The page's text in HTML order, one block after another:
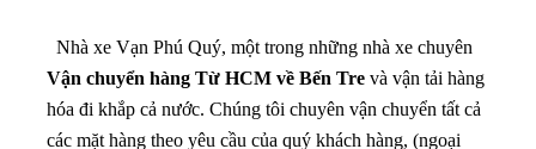
Nhà xe Vạn Phú Quý, một trong những nhà xe chuyên
Vận chuyển hàng Từ HCM về Bến Tre và vận tải hàng
hóa đi khắp cả nước. Chúng tôi chuyên vận chuyển tất cả
các mặt hàng theo yêu cầu của quý khách hàng, (ngoại